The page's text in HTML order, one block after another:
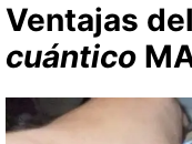
Ventajas del
cuántico